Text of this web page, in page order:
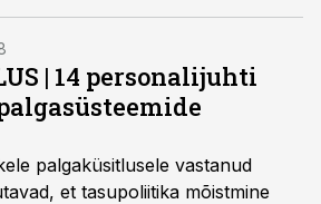
organisatsioone on selle sammu
teised katsetavad esimesi samme
mitte avaldada, viidates
Euroopa Liidu uus
võib aga peagi tuua
jaoks.
| 14 personalijuhti
palgaküsitlusele vastanud
et tasupoliitika mõistmine